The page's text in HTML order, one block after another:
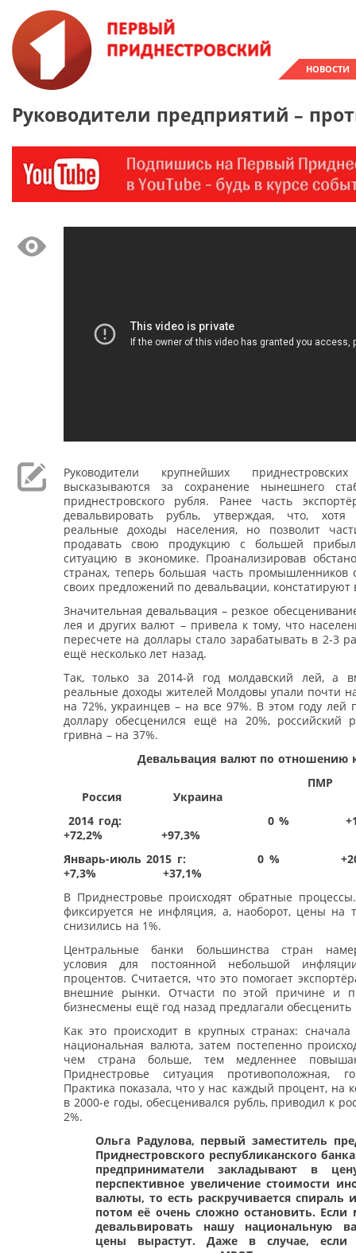
НОВОСТИ
Руководители предприятий –
Руководители крупнейших
высказываются за сохранение нынешнего
приднестровского рубля. Ранее часть
девальвировать рубль, утверждая, что,
реальные доходы населения, но позволит
продавать свою продукцию с большей
ситуацию в экономике. Проанализировав
странах, теперь большая часть промышленников
своих предложений по девальвации, констатируют
Значительная девальвация – резкое
лея и других валют – привела к тому, что
пересчете на доллары стало зарабатывать в 2-3
ещё несколько лет назад.
Так, только за 2014-й год молдавский лей, а
реальные доходы жителей Молдовы упали почти
на 72%, украинцев – на все 97%. В этом году
доллару обесценился ещё на 20%, российский
гривна – на 37%.
Девальвация валют по отношению к
ПМР
Россия Украина
2014 год: 0 %
+72,2% +97,3%
Январь-июль 2015 г: 0
+7,3% +37,1%
В Приднестровье происходят обратные
фиксируется не инфляция, а, наоборот, цены на
снизились на 1%.
Центральные банки большинства стран
условия для постоянной небольшой
процентов. Считается, что это помогает
внешние рынки. Отчасти по этой причине и
бизнесмены ещё год назад предлагали обесценить
Как это происходит в крупных странах: сначала
национальная валюта, затем постепенно
чем страна больше, тем медленнее
Приднестровье ситуация противоположная,
Практика показала, что у нас каждый процент, на
в 2000-е годы, обесценивался рубль, приводил к
2%.
Ольга Радулова, первый заместитель
Приднестровского республиканского
предприниматели закладывают в
перспективное увеличение стоимости
валюты, то есть раскручивается спираль
потом её очень сложно остановить.
девальвировать нашу национальную
цены вырастут. Даже в случае, если